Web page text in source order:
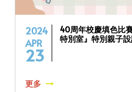
2024
APR
23
40周年校慶填色比
特別室』特別親子
更多